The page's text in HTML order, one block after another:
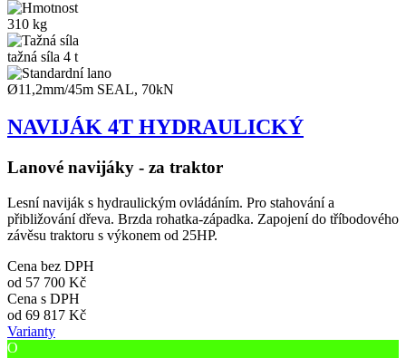
310 kg
tažná síla 4 t
Ø11,2mm/45m SEAL, 70kN
NAVIJÁK 4T HYDRAULICKÝ
Lanové navijáky - za traktor
Lesní naviják s hydraulickým ovládáním. Pro stahování a
přibližování dřeva. Brzda rohatka-západka. Zapojení do tříbodového
závěsu traktoru s výkonem od 25HP.
Cena bez DPH
od 57 700 Kč
Cena s DPH
od 69 817 Kč
Varianty
O